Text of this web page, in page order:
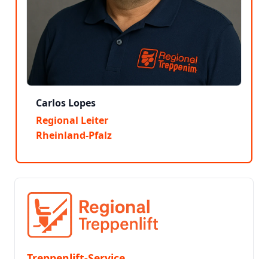
Carlos Lopes
Regional Leiter
Rheinland-Pfalz